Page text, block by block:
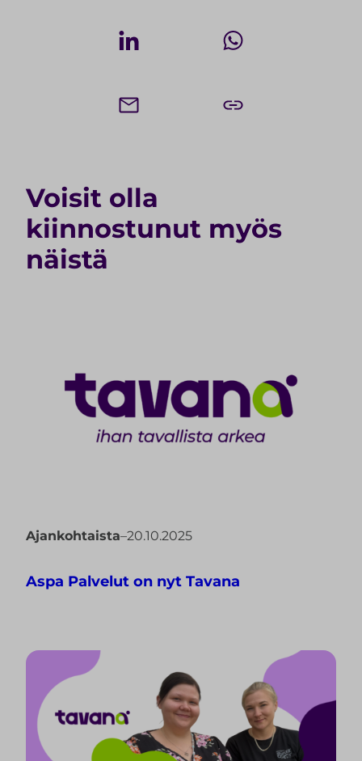
Voisit olla
kiinnostunut myös
näistä
Ajankohtaista–20.10.2025
Aspa Palvelut on nyt Tavana